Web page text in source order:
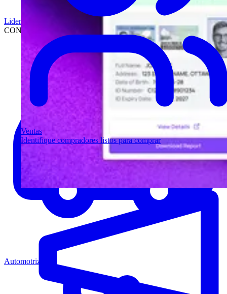
Ventas
Identifique compradores listos para comprar
Liderazgo
CONCESIONARIOS
Automotriz